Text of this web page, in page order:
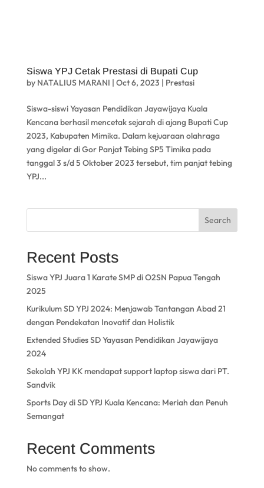
Siswa YPJ Cetak Prestasi di Bupati Cup
by NATALIUS MARANI | Oct 6, 2023 | Prestasi
Siswa-siswi Yayasan Pendidikan Jayawijaya Kuala
Kencana berhasil mencetak sejarah di ajang Bupati Cup
2023, Kabupaten Mimika. Dalam kejuaraan olahraga
yang digelar di Gor Panjat Tebing SP5 Timika pada
tanggal 3 s/d 5 Oktober 2023 tersebut, tim panjat tebing
YPJ...
Search
Recent Posts
Siswa YPJ Juara 1 Karate SMP di O2SN Papua Tengah
2025
Kurikulum SD YPJ 2024: Menjawab Tantangan Abad 21
dengan Pendekatan Inovatif dan Holistik
Extended Studies SD Yayasan Pendidikan Jayawijaya
2024
Sekolah YPJ KK mendapat support laptop siswa dari PT.
Sandvik
Sports Day di SD YPJ Kuala Kencana: Meriah dan Penuh
Semangat
Recent Comments
No comments to show.